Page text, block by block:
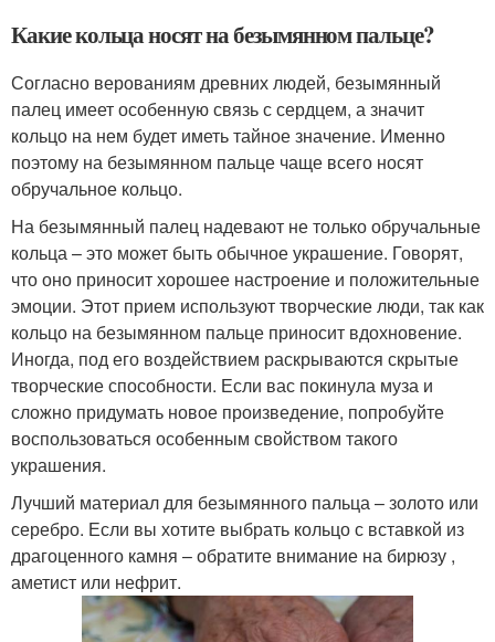
Какие кольца носят на безымянном пальце?
Согласно верованиям древних людей, безымянный
палец имеет особенную связь с сердцем, а значит
кольцо на нем будет иметь тайное значение. Именно
поэтому на безымянном пальце чаще всего носят
обручальное кольцо.
На безымянный палец надевают не только обручальные
кольца – это может быть обычное украшение. Говорят,
что оно приносит хорошее настроение и положительные
эмоции. Этот прием используют творческие люди, так как
кольцо на безымянном пальце приносит вдохновение.
Иногда, под его воздействием раскрываются скрытые
творческие способности. Если вас покинула муза и
сложно придумать новое произведение, попробуйте
воспользоваться особенным свойством такого
украшения.
Лучший материал для безымянного пальца – золото или
серебро. Если вы хотите выбрать кольцо с вставкой из
драгоценного камня – обратите внимание на бирюзу ,
аметист или нефрит.